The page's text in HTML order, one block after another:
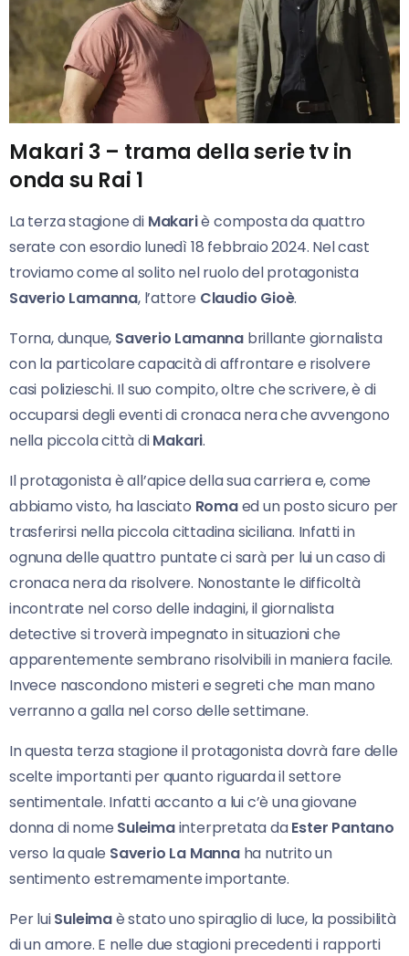
Makari 3 – trama della serie tv in
onda su Rai 1
La terza stagione di Makariè composta da quattro
serate con esordio lunedì 18 febbraio 2024. Nel cast
troviamo come al solito nel ruolo del protagonista
Saverio Lamanna, l’attore Claudio Gioè.
Torna, dunque, Saverio Lamanna brillante giornalista
con la particolare capacità di affrontare e risolvere
casi polizieschi. Il suo compito, oltre che scrivere, è di
occuparsi degli eventi di cronaca nera che avvengono
nella piccola città diMakari.
Il protagonista è all’apice della sua carriera e, come
abbiamo visto, ha lasciato Romaed un posto sicuro per
trasferirsi nella piccola cittadina siciliana. Infatti in
ognuna delle quattro puntate ci sarà per lui un caso di
cronaca nera da risolvere. Nonostante le difficoltà
incontrate nel corso delle indagini, il giornalista
detective si troverà impegnato in situazioni che
apparentemente sembrano risolvibili in maniera facile.
Invece nascondono misteri e segreti che man mano
verranno a galla nel corso delle settimane.
In questa terza stagione il protagonista dovrà fare delle
scelte importanti per quanto riguarda il settore
sentimentale. Infatti accanto a lui c’è una giovane
donna di nome Suleimainterpretata daEster Pantano
verso la quale Saverio La Mannaha nutrito un
sentimento estremamente importante.
Per luiSuleimaè stato uno spiraglio di luce, la possibilità
di un amore. E nelle due stagioni precedenti i rapporti